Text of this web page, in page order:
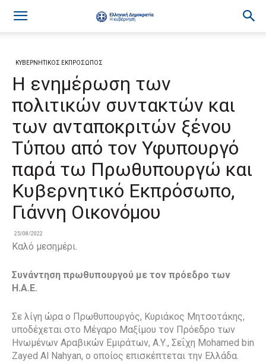
ΚΥΒΕΡΝΗΤΙΚΟΣ ΕΚΠΡΟΣΩΠΟΣ
Η ενημέρωση των
πολιτικών συντακτών και
των ανταποκριτών ξένου
Τύπου από τον Υφυπουργό
παρά τω Πρωθυπουργώ και
Κυβερνητικό Εκπρόσωπο,
Γιάννη Οικονόμου
25/08/2022
Καλό μεσημέρι.
Συνάντηση πρωθυπουργού με τον πρόεδρο των
Η.Α.Ε.
Σε λίγη ώρα ο Πρωθυπουργός, Κυριάκος Μητσοτάκης,
υποδέχεται στο Μέγαρο Μαξίμου τον Πρόεδρο των
Ηνωμένων Αραβικών Εμιράτων, Α.Υ., Σεΐχη Mohamed bin
Zayed Al Nahyan, ο οποίος επισκέπτεται την Ελλάδα.